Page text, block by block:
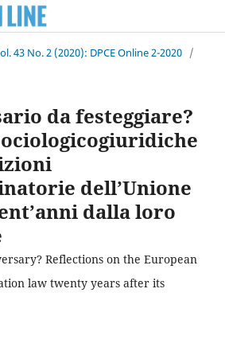
43 No. 2 (2020): DPCE Online 2-2020 /
da festeggiare?
dell’Unione
dalla loro
Reflections on the European
law twenty years after its